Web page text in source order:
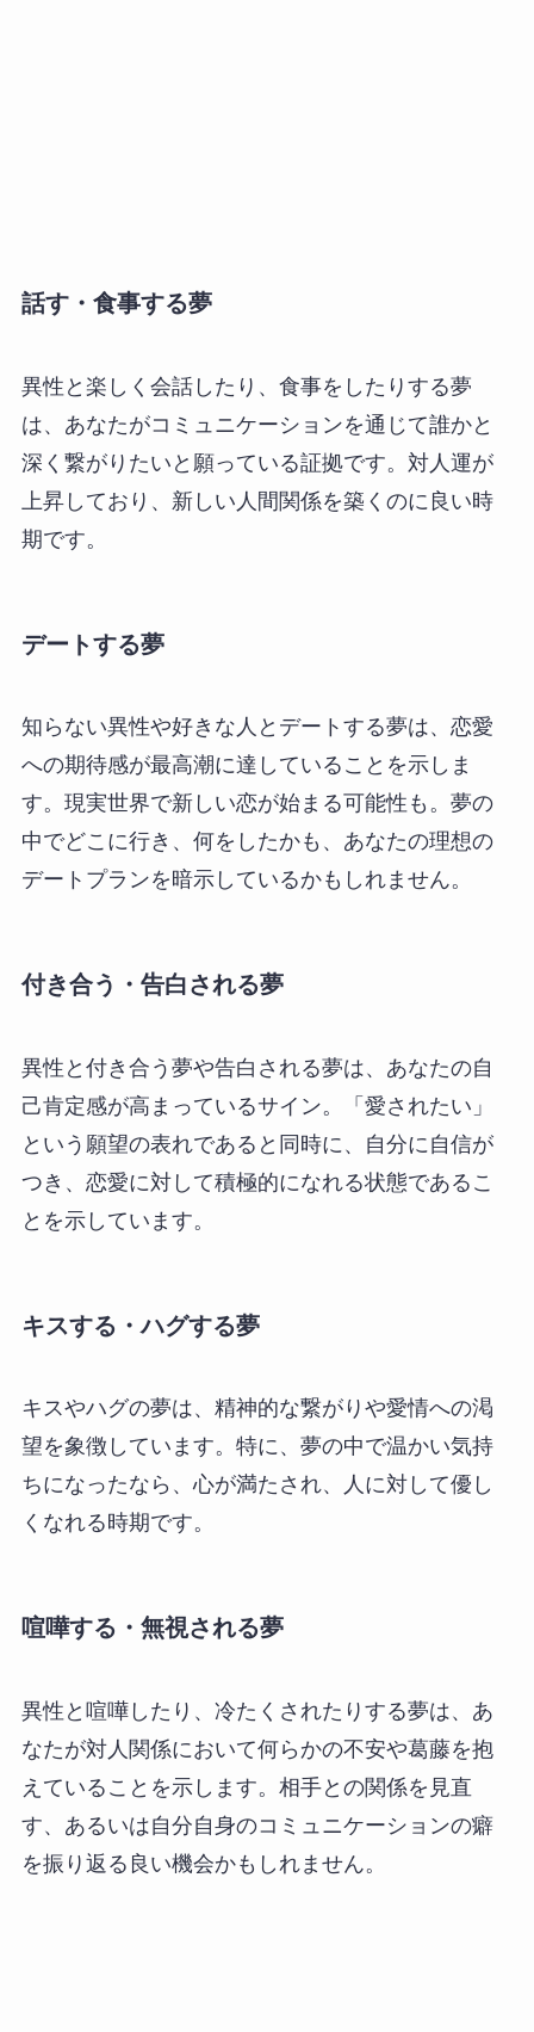
話す・食事する夢
異性と楽しく会話したり、食事をしたりする夢
は、あなたがコミュニケーションを通じて誰かと
深く繋がりたいと願っている証拠です。対人運が
上昇しており、新しい人間関係を築くのに良い時
期です。
デートする夢
知らない異性や好きな人とデートする夢は、恋愛
への期待感が最高潮に達していることを示しま
す。現実世界で新しい恋が始まる可能性も。夢の
中でどこに行き、何をしたかも、あなたの理想の
デートプランを暗示しているかもしれません。
付き合う・告白される夢
異性と付き合う夢や告白される夢は、あなたの自
己肯定感が高まっているサイン。「愛されたい」
という願望の表れであると同時に、自分に自信が
つき、恋愛に対して積極的になれる状態であるこ
とを示しています。
キスする・ハグする夢
キスやハグの夢は、精神的な繋がりや愛情への渇
望を象徴しています。特に、夢の中で温かい気持
ちになったなら、心が満たされ、人に対して優し
くなれる時期です。
喧嘩する・無視される夢
異性と喧嘩したり、冷たくされたりする夢は、あ
なたが対人関係において何らかの不安や葛藤を抱
えていることを示します。相手との関係を見直
す、あるいは自分自身のコミュニケーションの癖
を振り返る良い機会かもしれません。